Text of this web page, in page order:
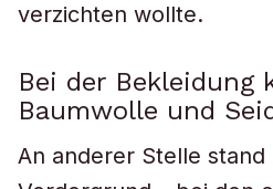
verzichten wollte.
Bei der Bekleidung
Baumwolle und
An anderer Stelle